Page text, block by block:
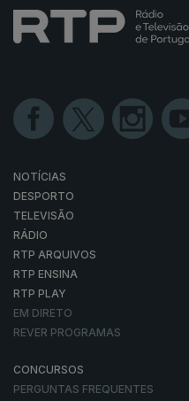
NOTÍCIAS
DESPORTO
TELEVISÃO
RÁDIO
RTP ARQUIVOS
RTP ENSINA
RTP PLAY
EM DIRETO
REVER PROGRAMAS
CONCURSOS
PERGUNTAS FREQUENTES